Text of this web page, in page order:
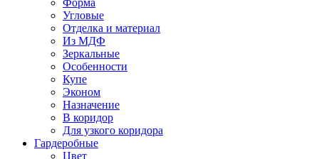
Форма
Угловые
Отделка и материал
Из МДФ
Зеркальные
Особенности
Купе
Эконом
Назначение
В коридор
Для узкого коридора
Гардеробные
Цвет